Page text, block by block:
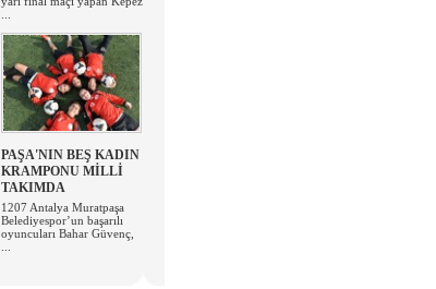
PAŞA'NIN BEŞ KADIN
KRAMPONU MİLLİ
TAKIMDA
1207 Antalya Muratpaşa
Belediyespor’un başarılı
oyuncuları Bahar Güvenç,